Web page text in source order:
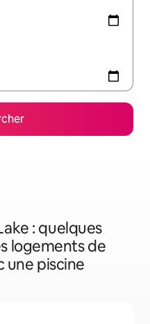
: quelques
logements de
une piscine